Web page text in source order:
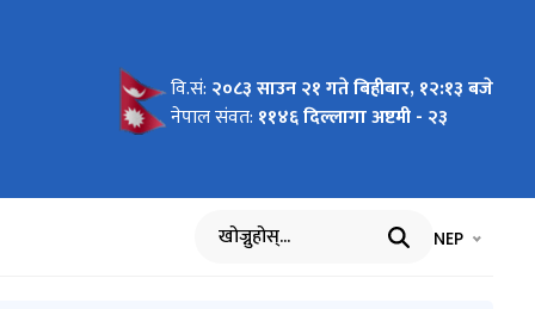
वि.सं: २०८३ साउन २१ गते बिहीबार, १२:१३ बजे
नेपाल संवत: ११४६ दिल्लागा अष्टमी - २३
खोज्नुहोस् भाषा चयन
NEP